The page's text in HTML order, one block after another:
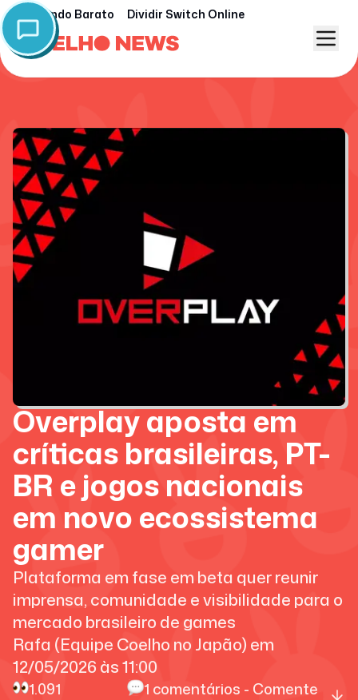
Nintendo Barato Dividir Switch Online
Overplay aposta em
críticas brasileiras, PT-
BR e jogos nacionais
em novo ecossistema
gamer
Plataforma em fase em beta quer reunir
imprensa, comunidade e visibilidade para o
mercado brasileiro de games
Rafa (Equipe Coelho no Japão) em
12/05/2026 às11:00
1.091
1 comentários - Comente